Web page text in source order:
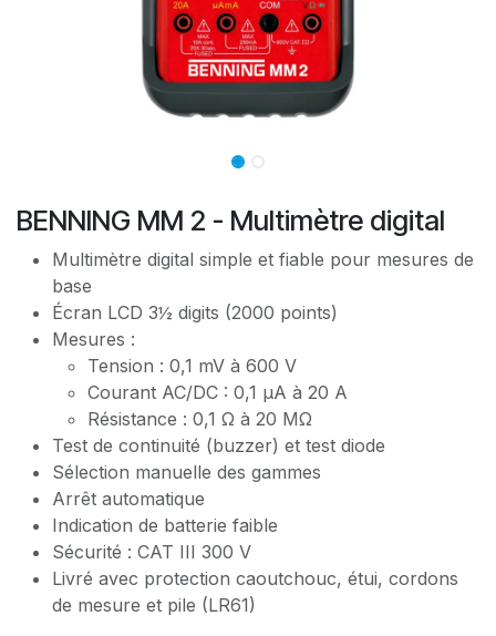
BENNING MM 2 - Multimètre digital
Multimètre digital simple et fiable pour mesures de
base
Écran LCD 3½ digits (2000 points)
Mesures :
Tension : 0,1 mV à 600 V
Courant AC/DC : 0,1 µA à 20 A
Résistance : 0,1 Ω à 20 MΩ
Test de continuité (buzzer) et test diode
Sélection manuelle des gammes
Arrêt automatique
Indication de batterie faible
Sécurité : CAT III 300 V
Livré avec protection caoutchouc, étui, cordons
de mesure et pile (LR61)